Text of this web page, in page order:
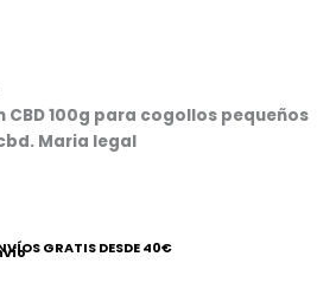
GRATIS DESDE 40€